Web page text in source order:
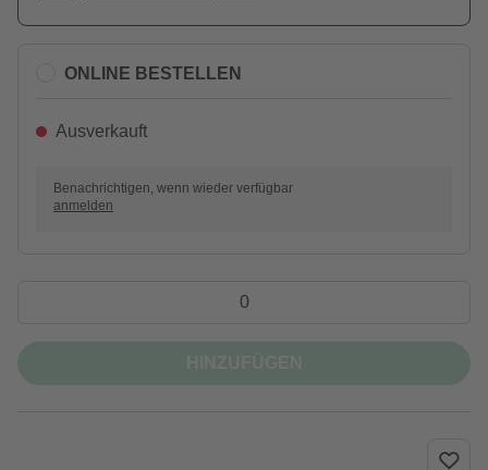
ONLINE BESTELLEN
Ausverkauft
Benachrichtigen, wenn wieder verfügbar
anmelden